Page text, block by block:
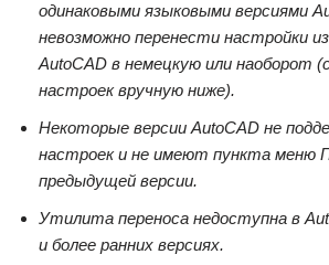
одинаковыми языковыми версиями
невозможно перенести настройки
AutoCAD в немецкую или наоборот
настроек вручную ниже).
Некоторые версии AutoCAD не
настроек и не имеют пункта меню
предыдущей версии.
Утилита переноса недоступна в
и более ранних версиях.